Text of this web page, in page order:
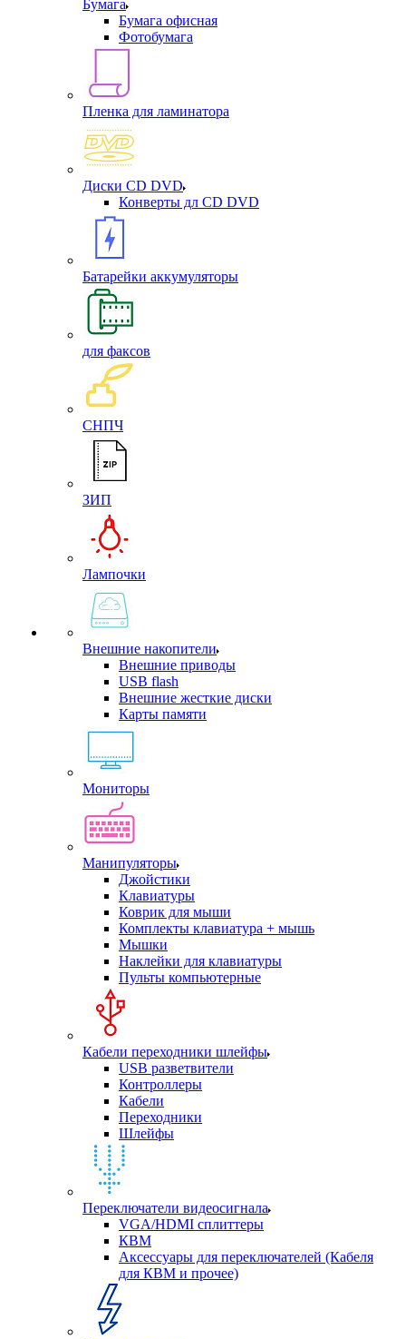
Бумага
Бумага офисная
Фотобумага
Пленка для ламинатора
Диски CD DVD
Конверты дл CD DVD
Батарейки аккумуляторы
для факсов
СНПЧ
ЗИП
Лампочки
Внешние накопители
Внешние приводы
USB flash
Внешние жесткие диски
Карты памяти
Мониторы
Манипуляторы
Джойстики
Клавиатуры
Коврик для мыши
Комплекты клавиатура + мышь
Мышки
Наклейки для клавиатуры
Пульты компьютерные
Кабели переходники шлейфы
USB разветвители
Контроллеры
Кабели
Переходники
Шлейфы
Переключатели видеосигнала
VGA/HDMI сплиттеры
КВМ
Аксессуары для переключателей (Кабеля
для КВМ и прочее)